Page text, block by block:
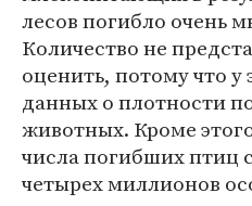
лесов погибло очень
Количество не
оценить, потому что у
данных о плотности
животных. Кроме
числа погибших птиц
четырех миллионов